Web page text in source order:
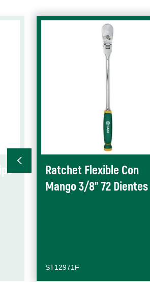
Ratchet Flexible Con
Mango 3/8” 72 Dientes
ST12971F